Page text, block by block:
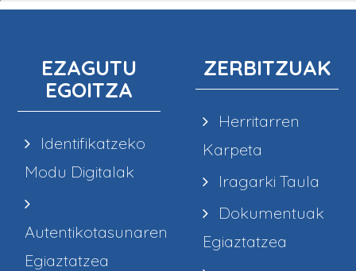
EZAGUTU
EGOITZA
Identifikatzeko
Modu Digitalak
Autentikotasunaren
Egiaztatzea
ZERBITZUAK
Herritarren
Karpeta
Iragarki Taula
Dokumentuak
Egiaztatzea